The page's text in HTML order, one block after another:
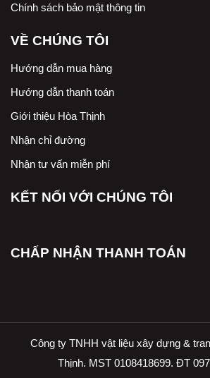
Chính sách bảo mật thông tin
VỀ CHÚNG TÔI
Hướng dẫn mua hàng
Hướng dẫn thanh toán
Giới thiệu Hòa Thịnh
Nhận chỉ đường
Nhận tư vấn miễn phí
KẾT NỐI VỚI CHÚNG TÔI
CHẤP NHẬN THANH TOÁN
Công ty TNHH vật liệu xây dựng &
Thịnh. MST 0108418699. ĐT